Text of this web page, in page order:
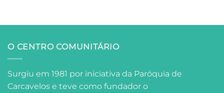
O CENTRO COMUNITÁRIO
Surgiu em 1981 por iniciativa da Paróquia de
Carcavelos e teve como fundador o